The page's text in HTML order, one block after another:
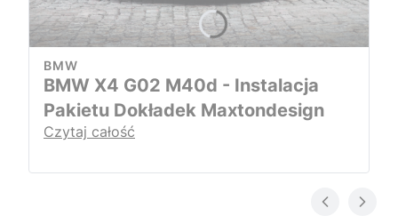
BMW
BMW X4 G02 M40d - Instalacja
Pakietu Dokładek Maxtondesign
Czytaj całość